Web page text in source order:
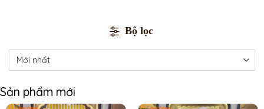
Bộ lọc
Sản phẩm mới